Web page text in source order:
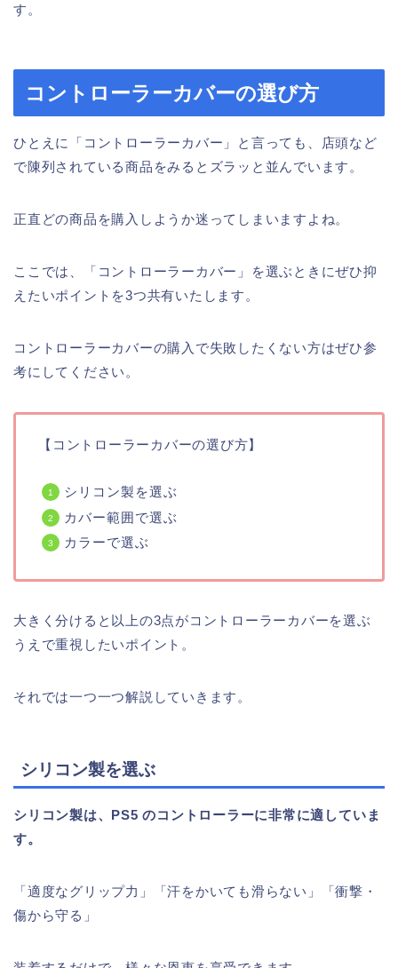
す。
コントローラーカバーの選び方
ひとえに「コントローラーカバー」と言っても、店頭など
で陳列されている商品をみるとズラッと並んでいます。
正直どの商品を購入しようか迷ってしまいますよね。
ここでは、「コントローラーカバー」を選ぶときにぜひ抑
えたいポイントを3つ共有いたします。
コントローラーカバーの購入で失敗したくない方はぜひ参
考にしてください。
【コントローラーカバーの選び方】
シリコン製を選ぶ
カバー範囲で選ぶ
カラーで選ぶ
大きく分けると以上の3点がコントローラーカバーを選ぶ
うえで重視したいポイント。
それでは一つ一つ解説していきます。
シリコン製を選ぶ
シリコン製は、PS5 のコントローラーに非常に適していま
す。
「適度なグリップ力」「汗をかいても滑らない」「衝撃・
傷から守る」